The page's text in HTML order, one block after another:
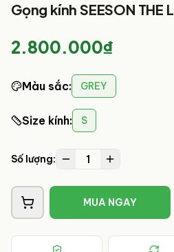
Gọng kính SEESON THE
2.800.000₫
Màu sắc: GREY
Size kính: S
Số lượng: 1
MUA NGAY